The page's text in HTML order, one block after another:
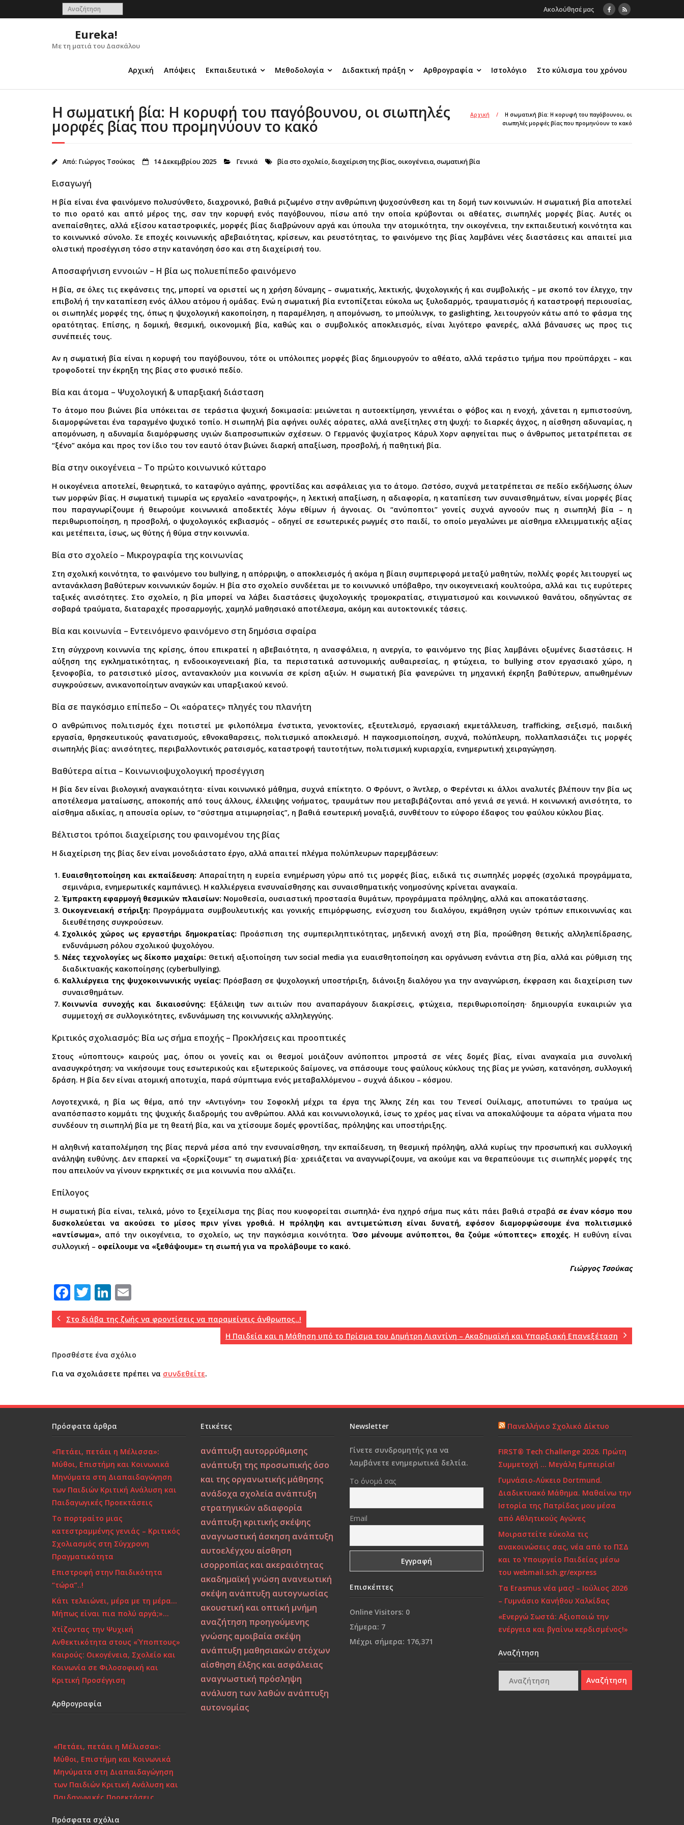
to
Ακολούθησέ μας
Eureka!
Με τη ματιά του Δασκάλου
Αρχική Απόψεις Εκπαιδευτικά Μεθοδολογία Διδακτική πράξη Αρθρογραφία Ιστολόγιο Στο κύλισμα του χρόνου
Η σωματική βία: Η κορυφή του παγόβουνου, οι σιωπηλές
μορφές βίας που προμηνύουν το κακό
Αρχική /
Η σωματική βία: Η κορυφή του παγόβουνου, οι
σιωπηλές μορφές βίας που προμηνύουν το κακό
Από: Γιώργος Τσούκας 14 Δεκεμβρίου 2025 Γενικά βία στο σχολείο,διαχείριση της βίας,οικογένεια,σωματική βία
Εισαγωγή
Η βία είναι ένα φαινόμενο πολυσύνθετο, διαχρονικό, βαθιά ριζωμένο στην ανθρώπινη ψυχοσύνθεση και τη δομή των κοινωνιών. Η σωματική βία αποτελεί
το πιο ορατό και απτό μέρος της, σαν την κορυφή ενός παγόβουνου, πίσω από την οποία κρύβονται οι αθέατες, σιωπηλές μορφές βίας. Αυτές οι
ανεπαίσθητες, αλλά εξίσου καταστροφικές, μορφές βίας διαβρώνουν αργά και ύπουλα την ατομικότητα, την οικογένεια, την εκπαιδευτική κοινότητα και
το κοινωνικό σύνολο. Σε εποχές κοινωνικής αβεβαιότητας, κρίσεων, και ρευστότητας, το φαινόμενο της βίας λαμβάνει νέες διαστάσεις και απαιτεί μια
ολιστική προσέγγιση τόσο στην κατανόηση όσο και στη διαχείρισή του.
Αποσαφήνιση εννοιών – Η βία ως πολυεπίπεδο φαινόμενο
Η βία, σε όλες τις εκφάνσεις της, μπορεί να οριστεί ως η χρήση δύναμης – σωματικής, λεκτικής, ψυχολογικής ή και συμβολικής – με σκοπό τον έλεγχο, την
επιβολή ή την καταπίεση ενός άλλου ατόμου ή ομάδας. Ενώ η σωματική βία εντοπίζεται εύκολα ως ξυλοδαρμός, τραυματισμός ή καταστροφή περιουσίας,
οι σιωπηλές μορφές της, όπως η ψυχολογική κακοποίηση, η παραμέληση, η απομόνωση, το μπούλινγκ, το gaslighting, λειτουργούν κάτω από το φάσμα της
ορατότητας. Επίσης, η δομική, θεσμική, οικονομική βία, καθώς και ο συμβολικός αποκλεισμός, είναι λιγότερο φανερές, αλλά βάναυσες ως προς τις
συνέπειές τους.
Αν η σωματική βία είναι η κορυφή του παγόβουνου, τότε οι υπόλοιπες μορφές βίας δημιουργούν το αθέατο, αλλά τεράστιο τμήμα που προϋπάρχει – και
τροφοδοτεί την έκρηξη της βίας στο φυσικό πεδίο.
Βία και άτομα – Ψυχολογική & υπαρξιακή διάσταση
Το άτομο που βιώνει βία υπόκειται σε τεράστια ψυχική δοκιμασία: μειώνεται η αυτοεκτίμηση, γεννιέται ο φόβος και η ενοχή, χάνεται η εμπιστοσύνη,
διαμορφώνεται ένα ταραγμένο ψυχικό τοπίο. Η σιωπηλή βία αφήνει ουλές αόρατες, αλλά ανεξίτηλες στη ψυχή: το διαρκές άγχος, η αίσθηση αδυναμίας, η
απομόνωση, η αδυναμία διαμόρφωσης υγιών διαπροσωπικών σχέσεων. Ο Γερμανός ψυχίατρος Κάρυλ Χορν αφηγείται πως ο άνθρωπος μετατρέπεται σε
“ξένο” ακόμα και προς τον ίδιο του τον εαυτό όταν βιώνει διαρκή απαξίωση, προσβολή, ή παθητική βία.
Βία στην οικογένεια – Το πρώτο κοινωνικό κύτταρο
Η οικογένεια αποτελεί, θεωρητικά, το καταφύγιο αγάπης, φροντίδας και ασφάλειας για το άτομο. Ωστόσο, συχνά μετατρέπεται σε πεδίο εκδήλωσης όλων
των μορφών βίας. Η σωματική τιμωρία ως εργαλείο «ανατροφής», η λεκτική απαξίωση, η αδιαφορία, η καταπίεση των συναισθημάτων, είναι μορφές βίας
που παραγνωρίζουμε ή θεωρούμε κοινωνικά αποδεκτές λόγω εθίμων ή άγνοιας. Οι “ανύποπτοι” γονείς συχνά αγνοούν πως η σιωπηλή βία – η
περιθωριοποίηση, η προσβολή, ο ψυχολογικός εκβιασμός – οδηγεί σε εσωτερικές ρωγμές στο παιδί, το οποίο μεγαλώνει με αίσθημα ελλειμματικής αξίας
και μετέπειτα, ίσως, ως θύτης ή θύμα στην κοινωνία.
Βία στο σχολείο – Μικρογραφία της κοινωνίας
Στη σχολική κοινότητα, το φαινόμενο του bullying, η απόρριψη, ο αποκλεισμός ή ακόμα η βίαιη συμπεριφορά μεταξύ μαθητών, πολλές φορές λειτουργεί ως
αντανάκλαση βαθύτερων κοινωνικών δομών. Η βία στο σχολείο συνδέεται με το κοινωνικό υπόβαθρο, την οικογενειακή κουλτούρα, αλλά και τις ευρύτερες
ταξικές ανισότητες. Στο σχολείο, η βία μπορεί να λάβει διαστάσεις ψυχολογικής τρομοκρατίας, στιγματισμού και κοινωνικού θανάτου, οδηγώντας σε
σοβαρά τραύματα, διαταραχές προσαρμογής, χαμηλό μαθησιακό αποτέλεσμα, ακόμη και αυτοκτονικές τάσεις.
Βία και κοινωνία – Εντεινόμενο φαινόμενο στη δημόσια σφαίρα
Στη σύγχρονη κοινωνία της κρίσης, όπου επικρατεί η αβεβαιότητα, η ανασφάλεια, η ανεργία, το φαινόμενο της βίας λαμβάνει οξυμένες διαστάσεις. Η
αύξηση της εγκληματικότητας, η ενδοοικογενειακή βία, τα περιστατικά αστυνομικής αυθαιρεσίας, η φτώχεια, το bullying στον εργασιακό χώρο, η
ξενοφοβία, το ρατσιστικό μίσος, αντανακλούν μια κοινωνία σε κρίση αξιών. Η σωματική βία φανερώνει τη μηχανική έκρηξη βαθύτερων, απωθημένων
συγκρούσεων, ανικανοποίητων αναγκών και υπαρξιακού κενού.
Βία σε παγκόσμιο επίπεδο – Οι «αόρατες» πληγές του πλανήτη
Ο ανθρώπινος πολιτισμός έχει ποτιστεί με φιλοπόλεμα ένστικτα, γενοκτονίες, εξευτελισμό, εργασιακή εκμετάλλευση, trafficking, σεξισμό, παιδική
εργασία, θρησκευτικούς φανατισμούς, εθνοκαθαρσεις, πολιτισμικό αποκλεισμό. Η παγκοσμιοποίηση, συχνά, πολύπλευρη, πολλαπλασιάζει τις μορφές
σιωπηλής βίας: ανισότητες, περιβαλλοντικός ρατσισμός, καταστροφή ταυτοτήτων, πολιτισμική κυριαρχία, ενημερωτική χειραγώγηση.
Βαθύτερα αίτια – Κοινωνιοψυχολογική προσέγγιση
Η βία δεν είναι βιολογική αναγκαιότητα· είναι κοινωνικό μάθημα, συχνά επίκτητο. Ο Φρόυντ, ο Άντλερ, ο Φερέντσι κι άλλοι αναλυτές βλέπουν την βία ως
αποτέλεσμα ματαίωσης, αποκοπής από τους άλλους, έλλειψης νοήματος, τραυμάτων που μεταβιβάζονται από γενιά σε γενιά. Η κοινωνική ανισότητα, το
αίσθημα αδικίας, η απουσία ορίων, το “σύστημα ατιμωρησίας”, η βαθιά εσωτερική μοναξιά, συνθέτουν το εύφορο έδαφος του φαύλου κύκλου βίας.
Βέλτιστοι τρόποι διαχείρισης του φαινομένου της βίας
Η διαχείριση της βίας δεν είναι μονοδιάστατο έργο, αλλά απαιτεί πλέγμα πολύπλευρων παρεμβάσεων:
Ευαισθητοποίηση και εκπαίδευση: Απαραίτητη η ευρεία ενημέρωση γύρω από τις μορφές βίας, ειδικά τις σιωπηλές μορφές (σχολικά προγράμματα,
σεμινάρια, ενημερωτικές καμπάνιες). Η καλλιέργεια ενσυναίσθησης και συναισθηματικής νοημοσύνης κρίνεται αναγκαία.
Έμπρακτη εφαρμογή θεσμικών πλαισίων: Νομοθεσία, ουσιαστική προστασία θυμάτων, προγράμματα πρόληψης, αλλά και αποκατάστασης.
Οικογενειακή στήριξη: Προγράμματα συμβουλευτικής και γονικής επιμόρφωσης, ενίσχυση του διαλόγου, εκμάθηση υγιών τρόπων επικοινωνίας και
διευθέτησης συγκρούσεων.
Σχολικός χώρος ως εργαστήρι δημοκρατίας: Προάσπιση της συμπεριληπτικότητας, μηδενική ανοχή στη βία, προώθηση θετικής αλληλεπίδρασης,
ενδυνάμωση ρόλου σχολικού ψυχολόγου.
Νέες τεχνολογίες ως δίκοπο μαχαίρι: Θετική αξιοποίηση των social media για ευαισθητοποίηση και οργάνωση ενάντια στη βία, αλλά και ρύθμιση της
διαδικτυακής κακοποίησης (cyberbullying).
Καλλιέργεια της ψυχοκοινωνικής υγείας: Πρόσβαση σε ψυχολογική υποστήριξη, διάνοιξη διαλόγου για την αναγνώριση, έκφραση και διαχείριση των
συναισθημάτων.
Κοινωνία συνοχής και δικαιοσύνης: Εξάλειψη των αιτιών που αναπαράγουν διακρίσεις, φτώχεια, περιθωριοποίηση· δημιουργία ευκαιριών για
συμμετοχή σε συλλογικότητες, ενδυνάμωση της κοινωνικής αλληλεγγύης.
Κριτικός σχολιασμός: Βία ως σήμα εποχής – Προκλήσεις και προοπτικές
Στους «ύποπτους» καιρούς μας, όπου οι γονείς και οι θεσμοί μοιάζουν ανύποπτοι μπροστά σε νέες δομές βίας, είναι αναγκαία μια συνολική
ανασυγκρότηση: να νικήσουμε τους εσωτερικούς και εξωτερικούς δαίμονες, να σπάσουμε τους φαύλους κύκλους της βίας με γνώση, κατανόηση, συλλογική
δράση. Η βία δεν είναι ατομική αποτυχία, παρά σύμπτωμα ενός μεταβαλλόμενου – συχνά άδικου – κόσμου.
Λογοτεχνικά, η βία ως θέμα, από την «Αντιγόνη» του Σοφοκλή μέχρι τα έργα της Άλκης Ζέη και του Τενεσί Ουίλιαμς, αποτυπώνει το τραύμα ως
αναπόσπαστο κομμάτι της ψυχικής διαδρομής του ανθρώπου. Αλλά και κοινωνιολογικά, ίσως το χρέος μας είναι να αποκαλύψουμε τα αόρατα νήματα που
συνδέουν τη σιωπηλή βία με τη θεατή βία, και να χτίσουμε δομές φροντίδας, πρόληψης και υποστήριξης.
Η αληθινή καταπολέμηση της βίας περνά μέσα από την ενσυναίσθηση, την εκπαίδευση, τη θεσμική πρόληψη, αλλά κυρίως την προσωπική και συλλογική
ανάληψη ευθύνης. Δεν επαρκεί να «ξορκίζουμε” τη σωματική βία· χρειάζεται να αναγνωρίζουμε, να ακούμε και να θεραπεύουμε τις σιωπηλές μορφές της
που απειλούν να γίνουν εκρηκτικές σε μια κοινωνία που αλλάζει.
Επίλογος
Η σωματική βία είναι, τελικά, μόνο το ξεχείλισμα της βίας που κυοφορείται σιωπηλά• ένα ηχηρό σήμα πως κάτι πάει βαθιά στραβά σε έναν κόσμο που
δυσκολεύεται να ακούσει το μίσος πριν γίνει γροθιά. Η πρόληψη και αντιμετώπιση είναι δυνατή, εφόσον διαμορφώσουμε ένα πολιτισμικό
«αντίσωμα», από την οικογένεια, το σχολείο, ως την παγκόσμια κοινότητα. Όσο μένουμε ανύποπτοι, θα ζούμε «ύποπτες» εποχές. Η ευθύνη είναι
συλλογική – οφείλουμε να «ξεθάψουμε» τη σιωπή για να προλάβουμε το κακό.
Γιώργος Τσούκας
F
a
c
b
o
k
T
w
it
r
Li
n
k
dI
n
m
ai
Στο διάβα της ζωής να φροντίσεις να παραμείνεις άνθρωπος..!
Η Παιδεία και η Μάθηση υπό το Πρίσμα του Δημήτρη Λιαντίνη – Ακαδημαϊκή και Υπαρξιακή Επανεξέταση
Προσθέστε ένα σχόλιο
Για να σχολιάσετε πρέπει να συνδεθείτε.
Πρόσφατα άρθρα
«Πετάει, πετάει η Μέλισσα»:
Μύθοι, Επιστήμη και Κοινωνικά
Μηνύματα στη Διαπαιδαγώγηση
των Παιδιών Κριτική Ανάλυση και
Παιδαγωγικές Προεκτάσεις
Το πορτραίτο μιας
κατεστραμμένης γενιάς – Κριτικός
Σχολιασμός στη Σύγχρονη
Πραγματικότητα
Επιστροφή στην Παιδικότητα
“τώρα”..!
Κάτι τελειώνει, μέρα με τη μέρα…
Μήπως είναι πια πολύ αργά;»…
Χτίζοντας την Ψυχική
Ανθεκτικότητα στους «Ύποπτους»
Καιρούς: Οικογένεια, Σχολείο και
Κοινωνία σε Φιλοσοφική και
Κριτική Προσέγγιση
Αρθρογραφία
Μύθοι, Επιστήμη και Κοινωνικά
Μηνύματα στη Διαπαιδαγώγηση
των Παιδιών Κριτική Ανάλυση και
Παιδαγωγικές Προεκτάσεις
Πρόσφατα σχόλια
Ετικέτες
ανάπτυξη αυτορρύθμισης
ανάπτυξη της προσωπικής όσο
και της οργανωτικής μάθησης
ανάδοχα σχολεία ανάπτυξη
στρατηγικών αδιαφορία
ανάπτυξη κριτικής σκέψης
αναγνωστική άσκηση ανάπτυξη
αυτοελέγχου αίσθηση
ισορροπίας και ακεραιότητας
ακαδημαϊκή γνώση ανανεωτική
σκέψη ανάπτυξη αυτογνωσίας
ακουστική και οπτική μνήμη
αναζήτηση προηγούμενης
γνώσης αμοιβαία σκέψη
ανάπτυξη μαθησιακών στόχων
αίσθηση έλξης και ασφάλειας
αναγνωστική πρόσληψη
ανάλυση των λαθών ανάπτυξη
αυτονομίας
Newsletter
Γίνετε συνδρομητής για να
λαμβάνετε ενημερωτικά δελτία.
Το όνομά σας
Email
Επισκέπτες
Online Visitors: 0
Σήμερα: 7
Μέχρι σήμερα: 176,371
Πανελλήνιο Σχολικό Δίκτυο
FIRST® Tech Challenge 2026. Πρώτη
Συμμετοχή … Μεγάλη Εμπειρία!
Γυμνάσιο-Λύκειο Dortmund.
Διαδικτυακό Μάθημα. Μαθαίνω την
Ιστορία της Πατρίδας μου μέσα
από Αθλητικούς Αγώνες
Μοιραστείτε εύκολα τις
ανακοινώσεις σας, νέα από το ΠΣΔ
και το Υπουργείο Παιδείας μέσω
του webmail.sch.gr/express
Τα Erasmus νέα μας! – Ιούλιος 2026
– Γυμνάσιο Κανήθου Χαλκίδας
«Ενεργώ Σωστά: Αξιοποιώ την
ενέργεια και βγαίνω κερδισμένος!»
Αναζήτηση